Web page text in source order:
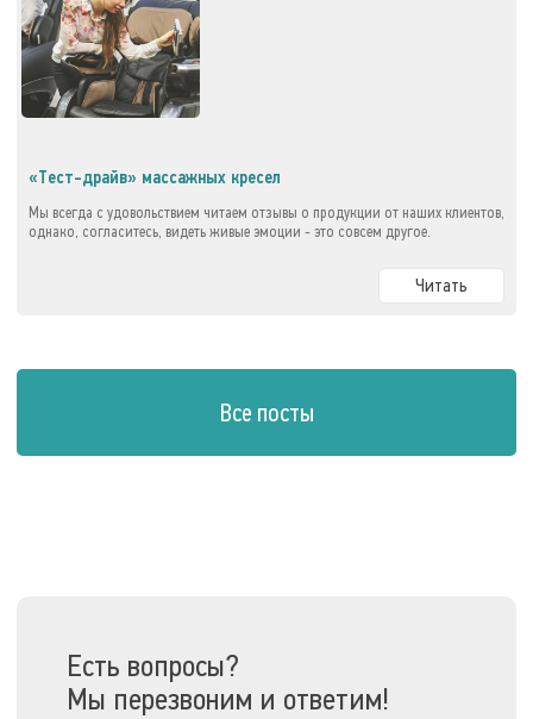
«Тест-драйв» массажных кресел
Мы всегда с удовольствием читаем отзывы о продукции от наших клиентов,
однако, согласитесь, видеть живые эмоции - это совсем другое.
Читать
Все посты
Есть вопросы?
Мы перезвоним и ответим!